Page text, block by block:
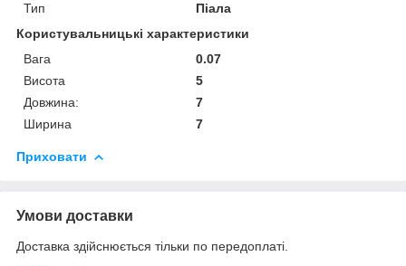
Тип
Піала
Користувальницькі характеристики
Вага
0.07
Висота
5
Довжина:
7
Ширина
7
Приховати
Умови доставки
Доставка здійснюється тільки по передоплаті.